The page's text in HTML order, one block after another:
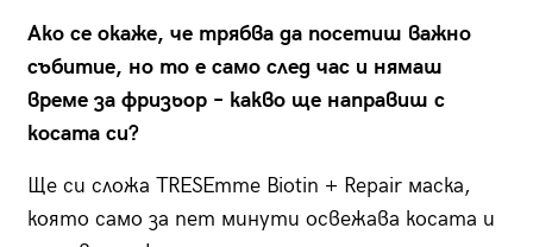
Ако се окаже, че трябва да посетиш важно
събитие, но то е само след час и нямаш
време за фризьор – какво ще направиш с
косата си?
Ще си сложа TRESEmme Biotin + Repair маска,
която само за пет минути освежава косата и